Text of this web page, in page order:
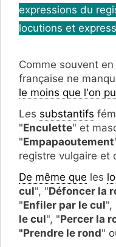
expressions du
locutions et
Comme souvent
française ne
le moins que l'on
Les substantifs
"Enculette" et
"Empapaoutement
registre vulgaire et
De même que les
cul", "Défoncer la
"Enfiler par le cul",
le cul", "Percer la
"Prendre le rond"